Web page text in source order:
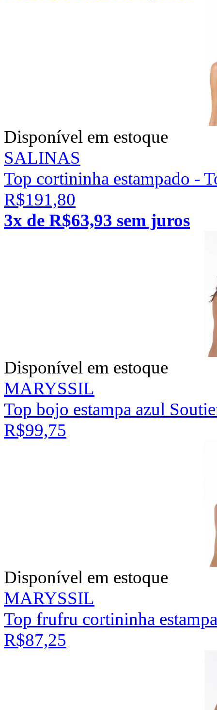
Disponível em estoque
SALINAS
Top cortininha estampado -
R$191,80
3x de R$63,93 sem juros
Disponível em estoque
MARYSSIL
Top bojo estampa azul
R$99,75
Disponível em estoque
MARYSSIL
Top frufru cortininha
R$87,25